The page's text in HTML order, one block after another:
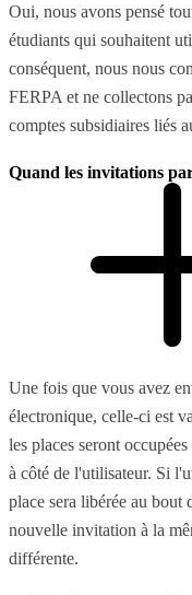
Oui, nous avons pensé
étudiants qui souhaitent
conséquent, nous nous
FERPA et ne collectons
comptes subsidiaires liés
Quand les invitations
Une fois que vous avez
électronique, celle-ci est
les places seront
à côté de l'utilisateur. Si
place sera libérée au bout
nouvelle invitation à la
différente.